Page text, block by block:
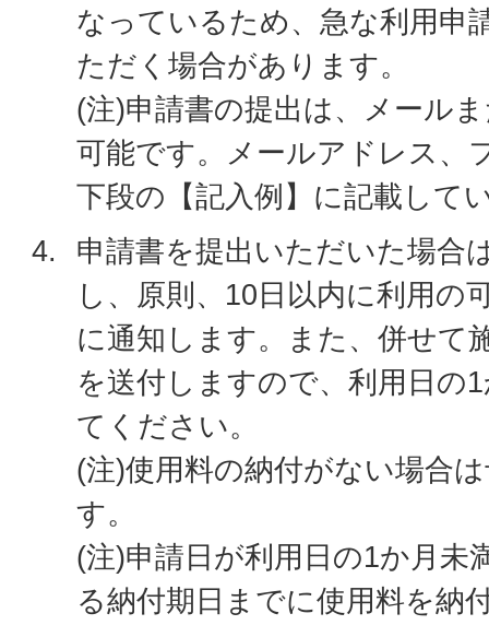
なっているため、急な利用申
ただく場合があります。
(注)申請書の提出は、メール
可能です。メールアドレス、
下段の【記入例】に記載して
申請書を提出いただいた場合
し、原則、10日以内に利用の
に通知します。また、併せて
を送付しますので、利用日の
てください。
(注)使用料の納付がない場合
す。
(注)申請日が利用日の1か月未
る納付期日までに使用料を納